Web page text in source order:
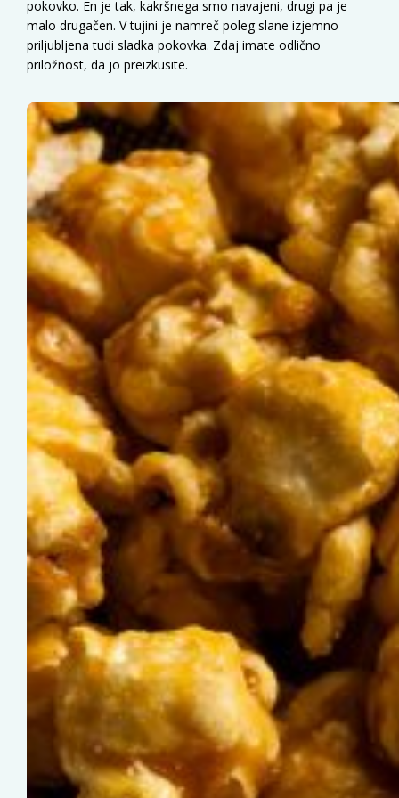
pokovko. En je tak, kakršnega smo navajeni, drugi pa je
malo drugačen. V tujini je namreč poleg slane izjemno
priljubljena tudi sladka pokovka. Zdaj imate odlično
priložnost, da jo preizkusite.